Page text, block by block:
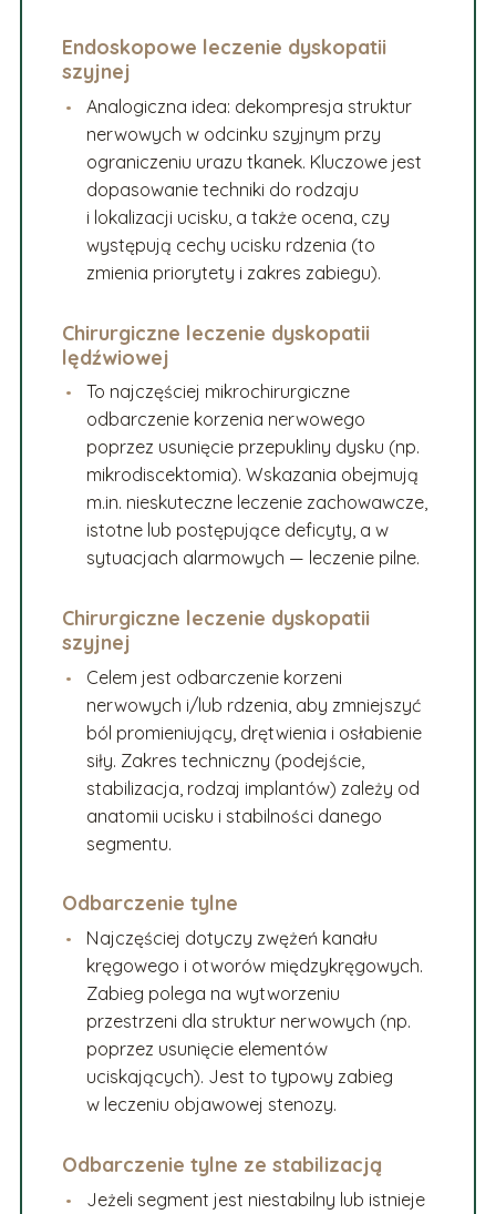
Endoskopowe leczenie dyskopatii
szyjnej
Analogiczna idea: dekompresja struktur
nerwowych w odcinku szyjnym przy
ograniczeniu urazu tkanek. Kluczowe jest
dopasowanie techniki do rodzaju
i lokalizacji ucisku, a także ocena, czy
występują cechy ucisku rdzenia (to
zmienia priorytety i zakres zabiegu).
Chirurgiczne leczenie dyskopatii
lędźwiowej
To najczęściej mikrochirurgiczne
odbarczenie korzenia nerwowego
poprzez usunięcie przepukliny dysku (np.
mikrodiscektomia). Wskazania obejmują
m.in. nieskuteczne leczenie zachowawcze,
istotne lub postępujące deficyty, a w
sytuacjach alarmowych — leczenie pilne.
Chirurgiczne leczenie dyskopatii
szyjnej
Celem jest odbarczenie korzeni
nerwowych i/lub rdzenia, aby zmniejszyć
ból promieniujący, drętwienia i osłabienie
siły. Zakres techniczny (podejście,
stabilizacja, rodzaj implantów) zależy od
anatomii ucisku i stabilności danego
segmentu.
Odbarczenie tylne
Najczęściej dotyczy zwężeń kanału
kręgowego i otworów międzykręgowych.
Zabieg polega na wytworzeniu
przestrzeni dla struktur nerwowych (np.
poprzez usunięcie elementów
uciskających). Jest to typowy zabieg
w leczeniu objawowej stenozy.
Odbarczenie tylne ze stabilizacją
Jeżeli segment jest niestabilny lub istnieje